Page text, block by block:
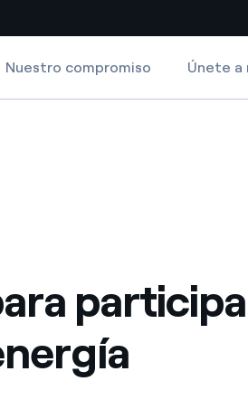
a la
un mundo de
Sitios del país
Colombia
Nuestro compromiso Únete a